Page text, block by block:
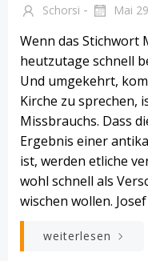
Schorsi - Mai 29
Wenn das Stichwort
heutzutage schnell
Und umgekehrt,
Kirche zu sprechen,
Missbrauchs. Dass
Ergebnis einer
ist, werden etliche
wohl schnell als
wischen wollen.
weiterlesen